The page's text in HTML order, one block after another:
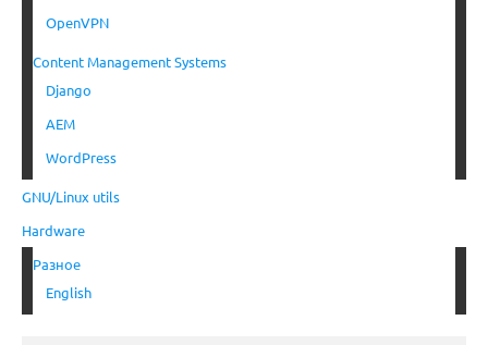
OpenVPN
Content Management Systems
Django
AEM
WordPress
GNU/Linux utils
Hardware
Разное
English